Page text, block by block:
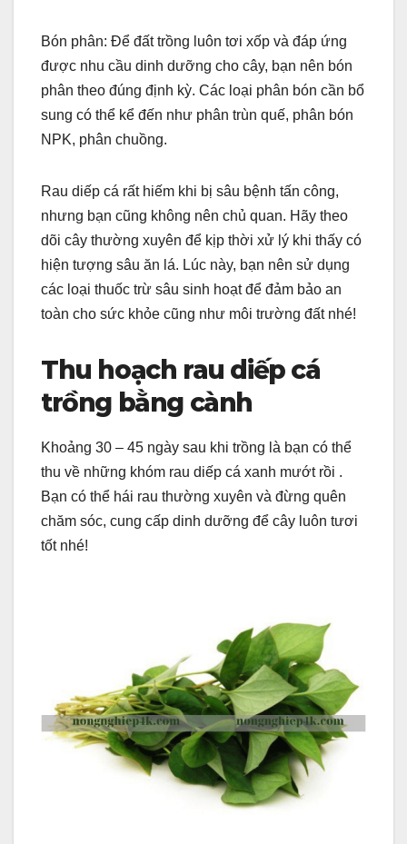
Bón phân: Để đất trồng luôn tơi xốp và đáp ứng
được nhu cầu dinh dưỡng cho cây, bạn nên bón
phân theo đúng định kỳ. Các loại phân bón cần bổ
sung có thể kể đến như phân trùn quế, phân bón
NPK, phân chuồng.
Rau diếp cá rất hiếm khi bị sâu bệnh tấn công,
nhưng bạn cũng không nên chủ quan. Hãy theo
dõi cây thường xuyên để kịp thời xử lý khi thấy có
hiện tượng sâu ăn lá. Lúc này, bạn nên sử dụng
các loại thuốc trừ sâu sinh hoạt để đảm bảo an
toàn cho sức khỏe cũng như môi trường đất nhé!
Thu hoạch rau diếp cá
trồng bằng cành
Khoảng 30 – 45 ngày sau khi trồng là bạn có thể
thu về những khóm rau diếp cá xanh mướt rồi .
Bạn có thể hái rau thường xuyên và đừng quên
chăm sóc, cung cấp dinh dưỡng để cây luôn tươi
tốt nhé!